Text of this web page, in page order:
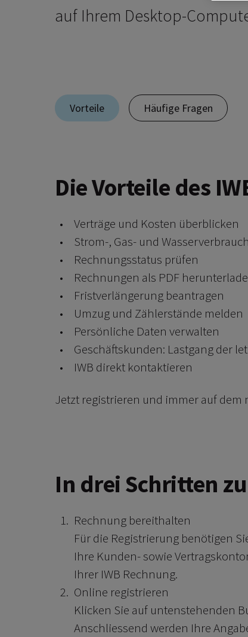
auf Ihrem Desktop-
Vorteile Häufige Fragen
Die Vorteile des
Verträge und Kosten überblicken
Strom-, Gas- und
Rechnungsstatus prüfen
Rechnungen als PDF
Fristverlängerung beantragen
Umzug und Zählerstände melden
Persönliche Daten verwalten
Geschäftskunden: Lastgang der
IWB direkt kontaktieren
Jetzt registrieren und immer auf dem
In drei Schritten
Rechnung bereithalten
Für die Registrierung benötigen
Ihre Kunden- sowie
Ihrer IWB Rechnung.
Online registrieren
Klicken Sie auf untenstehenden
Anschliessend werden Ihre